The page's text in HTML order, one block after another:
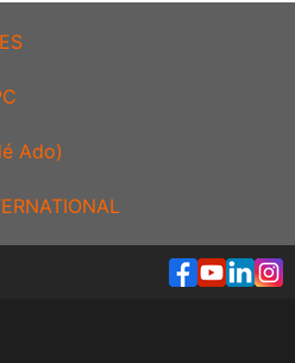
Ado)